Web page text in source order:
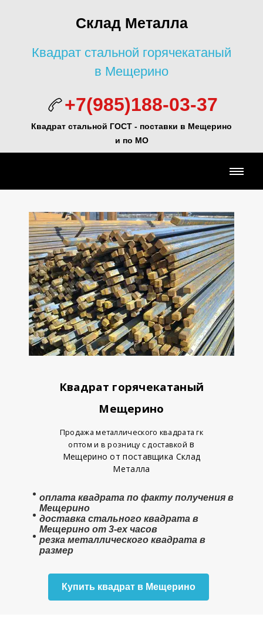
Склад Металла
Квадрат стальной горячекатаный
в Мещерино
+7(985)188-03-37
Квадрат стальной ГОСТ - поставки в Мещерино
и по МО
Квадрат горячекатаный
Мещерино
Продажа металлического квадрата гк
оптом и в розницу с доставкой в
Мещерино от поставщика Склад
Металла
оплата квадрата по факту получения в
Мещерино
доставка стального квадрата в
Мещерино от 3-ех часов
резка металлического квадрата в
размер
Купить квадрат в Мещерино